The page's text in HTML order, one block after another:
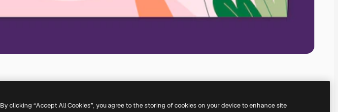
By clicking “Accept All Cookies”, you agree to the storing of cookies on your device to enhance site